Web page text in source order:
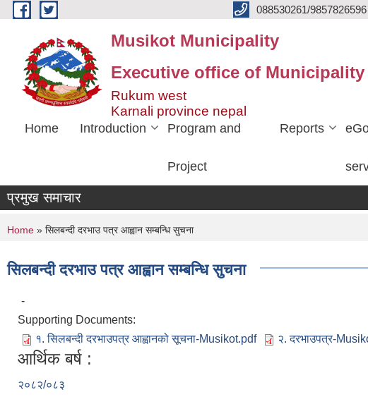
Skip to main content 088530261/
Musikot Municipality
Executive office of Municipality
Rukum west
Karnali province nepal
Home Introduction Program and
Project
Reports
प्रमुख समाचार
You are here
Home » सिलबन्दी दरभाउ पत्र आह्वान सम्बन्धि सुचना
सिलबन्दी दरभाउ पत्र आह्वान सम्बन्धि सुचना
-
Supporting Documents:
१. सिलबन्दी दरभाउपत्र आह्वानको सूचना-Musikot.pdf
२. दरभाउपत्र-
आर्थिक बर्ष :
२०८२/०८३